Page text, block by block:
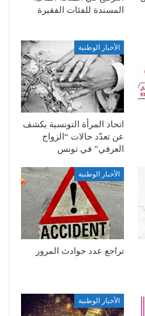
المسندة للفئات الفقيرة
الأخبار الوطنية
اتحاد المرأة التونسية يكشف
عن تعدّد حالات “الزواج
العرفي” في تونس
الأخبار الوطنية
تراجع عدد حوادث المرور
الأخبار الوطنية